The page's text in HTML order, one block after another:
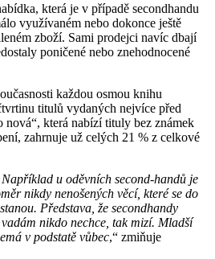
která je v případě secondhandu
využívaném nebo dokonce ještě
zboží. Sami prodejci navíc dbají
poničené nebo znehodnocené
každou osmou knihu
titulů vydaných nejvíce před
nová“, která nabízí tituly bez známek
zahrnuje už celých 21 % z celkové
u oděvních second-handů je
nikdy nenošených věcí, které se do
Představa, že secondhandy
nikdo nechce, tak mizí. Mladší
v podstatě vůbec,“ zmiňuje